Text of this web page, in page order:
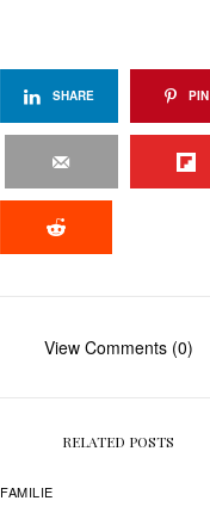
SHARE PIN
View Comments (0)
RELATED POSTS
FAMILIE